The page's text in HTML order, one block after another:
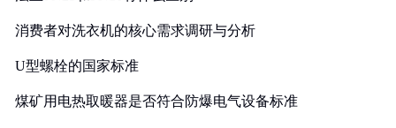
消费者对洗衣机的核心需求调研与分析
U型螺栓的国家标准
煤矿用电热取暖器是否符合防爆电气设备标准